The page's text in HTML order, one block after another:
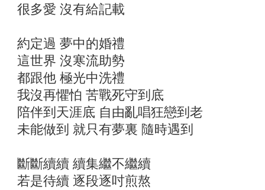
很多愛 沒有給記載
約定過 夢中的婚禮
這世界 沒寒流助勢
都跟他 極光中洗禮
我沒再懼怕 苦戰死守到底
陪伴到天涯底 自由亂唱狂戀到老
未能做到 就只有夢裏 隨時遇到
斷斷續續 續集繼不繼續
若是待續 逐段逐吋煎熬